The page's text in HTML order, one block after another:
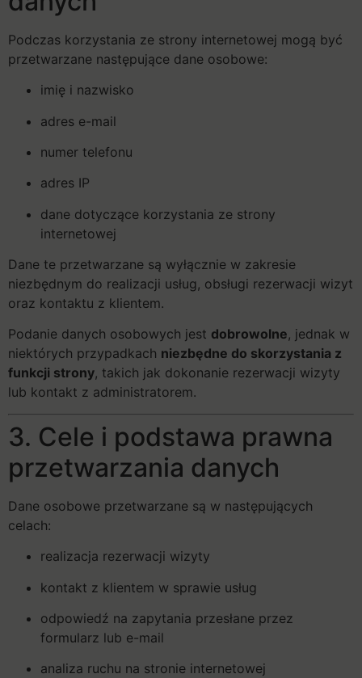
Podczas korzystania ze strony internetowej mogą być
przetwarzane następujące dane osobowe:
imię i nazwisko
adres e-mail
numer telefonu
adres IP
dane dotyczące korzystania ze strony
internetowej
Dane te przetwarzane są wyłącznie w zakresie
niezbędnym do realizacji usług, obsługi rezerwacji wizyt
oraz kontaktu z klientem.
Podanie danych osobowych jest dobrowolne, jednak w
niektórych przypadkach niezbędne do skorzystania z
funkcji strony, takich jak dokonanie rezerwacji wizyty
lub kontakt z administratorem.
3. Cele i podstawa prawna
przetwarzania danych
Dane osobowe przetwarzane są w następujących
celach:
realizacja rezerwacji wizyty
kontakt z klientem w sprawie usług
odpowiedź na zapytania przesłane przez
formularz lub e-mail
analiza ruchu na stronie internetowej